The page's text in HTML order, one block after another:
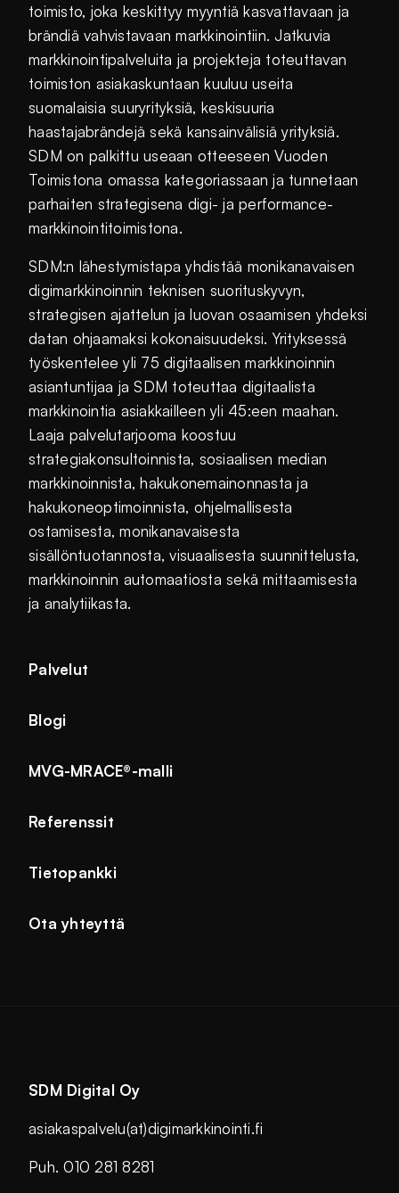
toimisto, joka keskittyy myyntiä kasvattavaan ja
brändiä vahvistavaan markkinointiin. Jatkuvia
markkinointipalveluita ja projekteja toteuttavan
toimiston asiakaskuntaan kuuluu useita
suomalaisia suuryrityksiä, keskisuuria
haastajabrändejä sekä kansainvälisiä yrityksiä.
SDM on palkittu useaan otteeseen Vuoden
Toimistona omassa kategoriassaan ja tunnetaan
parhaiten strategisena digi- ja performance-
markkinointitoimistona.
SDM:n lähestymistapa yhdistää monikanavaisen
digimarkkinoinnin teknisen suorituskyvyn,
strategisen ajattelun ja luovan osaamisen yhdeksi
datan ohjaamaksi kokonaisuudeksi. Yrityksessä
työskentelee yli 75 digitaalisen markkinoinnin
asiantuntijaa ja SDM toteuttaa digitaalista
markkinointia asiakkailleen yli 45:een maahan.
Laaja palvelutarjooma koostuu
strategiakonsultoinnista, sosiaalisen median
markkinoinnista, hakukonemainonnasta ja
hakukoneoptimoinnista, ohjelmallisesta
ostamisesta, monikanavaisesta
sisällöntuotannosta, visuaalisesta suunnittelusta,
markkinoinnin automaatiosta sekä mittaamisesta
ja analytiikasta.
Palvelut
Blogi
MVG-MRACE®-malli
Referenssit
Tietopankki
Ota yhteyttä
SDM Digital Oy
asiakaspalvelu(at)digimarkkinointi.fi
Puh. 010 281 8281